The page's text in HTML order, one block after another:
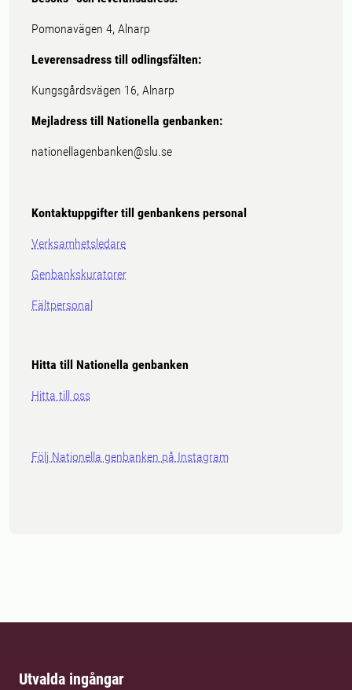
Pomonavägen 4, Alnarp
Leverensadress till odlingsfälten:
Kungsgårdsvägen 16, Alnarp
Mejladress till Nationella genbanken:
nationellagenbanken@slu.se
Kontaktuppgifter till genbankens personal
Verksamhetsledare
Genbankskuratorer
Fältpersonal
Hitta till Nationella genbanken
Hitta till oss
Följ Nationella genbanken på Instagram
Utvalda ingångar